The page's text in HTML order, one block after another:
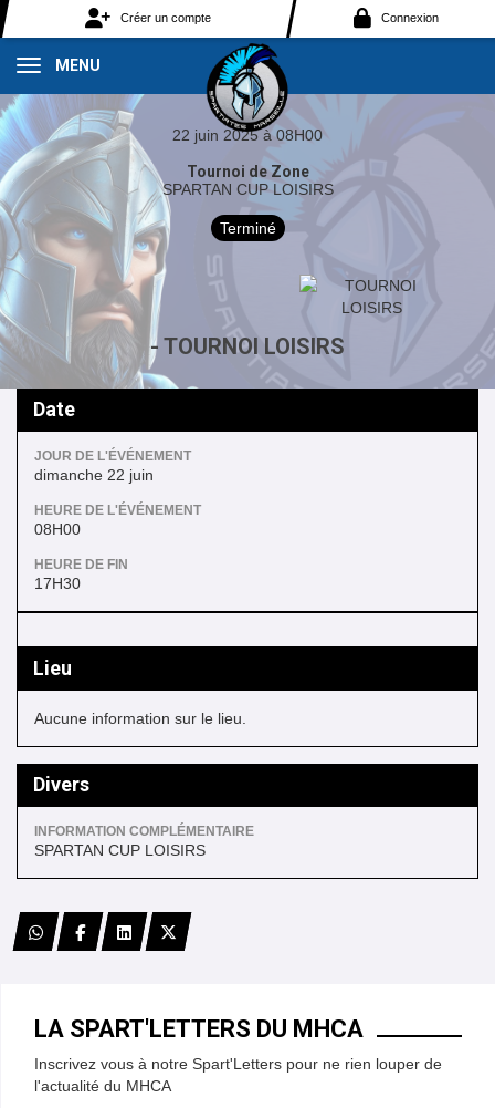
Créer un compte Connexion
MENU
22 juin 2025 à 08H00
Tournoi de Zone
SPARTAN CUP LOISIRS
Terminé
- TOURNOI LOISIRS
Date
JOUR DE L'ÉVÉNEMENT
dimanche 22 juin
HEURE DE L'ÉVÉNEMENT
08H00
HEURE DE FIN
17H30
Lieu
Aucune information sur le lieu.
Divers
INFORMATION COMPLÉMENTAIRE
SPARTAN CUP LOISIRS
LA SPART'LETTERS DU MHCA
Inscrivez vous à notre Spart'Letters pour ne rien louper de
l'actualité du MHCA
Panneau de gestion des cookies